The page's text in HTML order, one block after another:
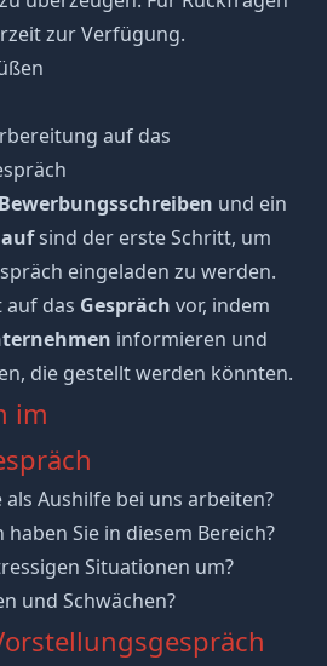
zur Verfügung.
auf das
Bewerbungsschreiben und ein
sind der erste Schritt, um
eingeladen zu werden.
auf das Gespräch vor, indem
informieren und
, die gestellt werden könnten.
im
Aushilfe bei uns arbeiten?
Sie in diesem Bereich?
Situationen um?
und Schwächen?